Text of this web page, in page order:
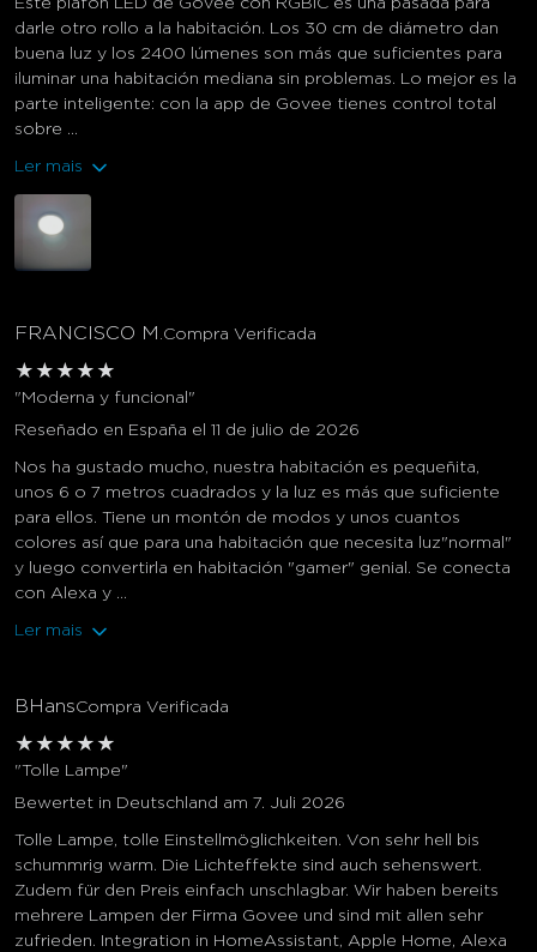
Este plafón LED de Govee con RGBIC es una pasada para
darle otro rollo a la habitación. Los 30 cm de diámetro dan
buena luz y los 2400 lúmenes son más que suficientes para
iluminar una habitación mediana sin problemas. Lo mejor es la
parte inteligente: con la app de Govee tienes control total
sobre ...
Ler mais
FRANCISCO M.Compra Verificada
★ ★ ★ ★ ★
"Moderna y funcional"
Reseñado en España el 11 de julio de 2026
Nos ha gustado mucho, nuestra habitación es pequeñita,
unos 6 o 7 metros cuadrados y la luz es más que suficiente
para ellos. Tiene un montón de modos y unos cuantos
colores así que para una habitación que necesita luz"normal"
y luego convertirla en habitación "gamer" genial. Se conecta
con Alexa y ...
Ler mais
BHansCompra Verificada
★ ★ ★ ★ ★
"Tolle Lampe"
Bewertet in Deutschland am 7. Juli 2026
Tolle Lampe, tolle Einstellmöglichkeiten. Von sehr hell bis
schummrig warm. Die Lichteffekte sind auch sehenswert.
Zudem für den Preis einfach unschlagbar. Wir haben bereits
mehrere Lampen der Firma Govee und sind mit allen sehr
zufrieden. Integration in HomeAssistant, Apple Home, Alexa